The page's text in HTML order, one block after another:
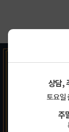
상담,
토요일
주